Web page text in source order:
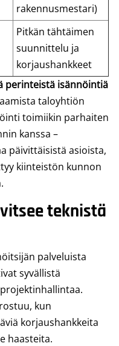
rakennusmestari)
Pitkän tähtäimen
suunnittelu ja
korjaushankkeet
perinteistä isännöintiä
taloyhtiön
toimiikin parhaiten
kanssa –
päivittäisistä asioista,
kiinteistön kunnon
teknistä
palveluista
syvällistä
kun
korjaushankkeita
haasteita.